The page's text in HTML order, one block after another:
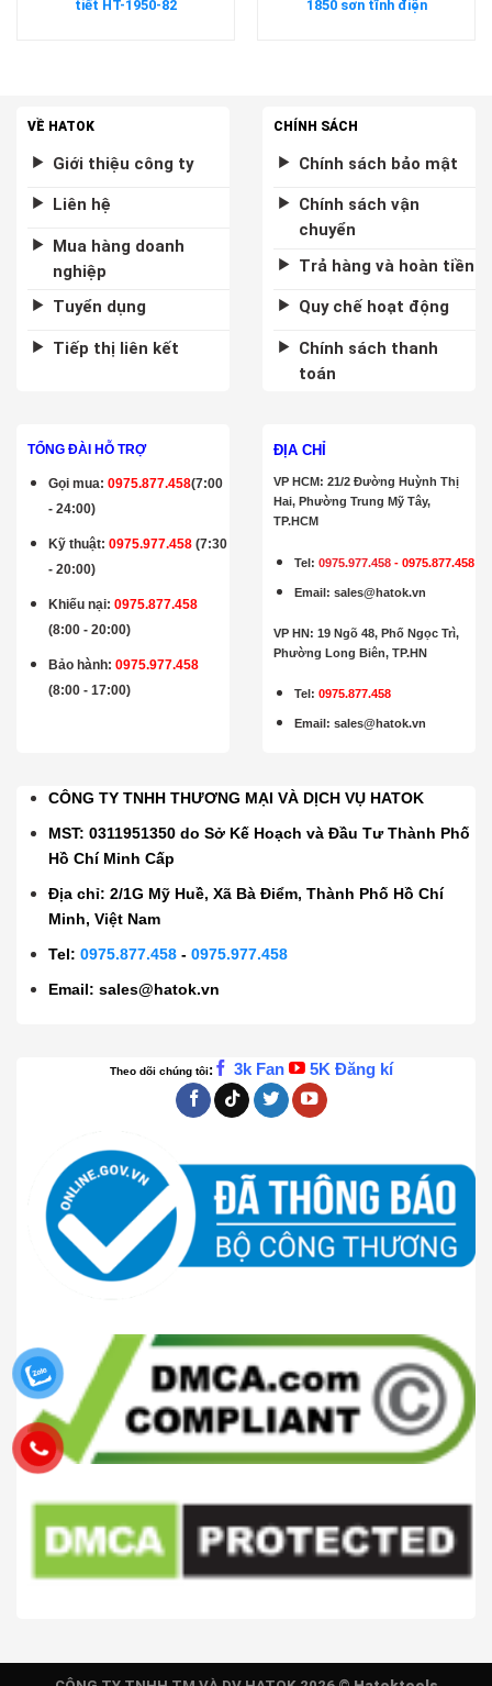
tiết HT-1950-82
1850 sơn tĩnh điện
VỀ HATOK
Giới thiệu công ty
Liên hệ
Mua hàng doanh
nghiệp
Tuyển dụng
Tiếp thị liên kết
CHÍNH SÁCH
Chính sách bảo mật
Chính sách vận
chuyển
Trả hàng và hoàn tiền
Quy chế hoạt động
Chính sách thanh
toán
TỔNG ĐÀI HỖ TRỢ
Gọi mua:0975.877.458(7:00
- 24:00)
Kỹ thuật:0975.977.458 (7:30
- 20:00)
Khiếu nại: 0975.877.458
(8:00 - 20:00)
Bảo hành:0975.977.458
(8:00 - 17:00)
ĐỊA CHỈ
VP HCM: 21/2 Đường Huỳnh Thị
Hai, Phường Trung Mỹ Tây,
TP.HCM
Tel:0975.977.458 -0975.877.458
Email:sales@hatok.vn
VP HN: 19 Ngõ 48, Phố Ngọc Trì,
Phường Long Biên, TP.HN
Tel: 0975.877.458
Email:sales@hatok.vn
CÔNG TY TNHH THƯƠNG MẠI VÀ DỊCH VỤ HATOK
MST: 0311951350 do Sở Kế Hoạch và Đầu Tư Thành Phố
Hồ Chí Minh Cấp
Địa chỉ: 2/1G Mỹ Huề, Xã Bà Điểm, Thành Phố Hồ Chí
Minh, Việt Nam
Tel:0975.877.458 -0975.977.458
Email:sales@hatok.vn
Theo dõi chúng tôi: 3k Fan 5K Đăng kí